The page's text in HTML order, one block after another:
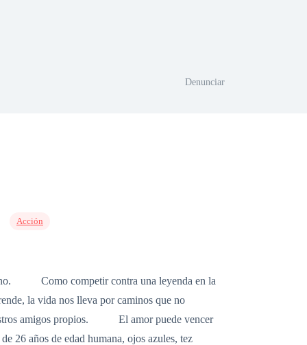
Denunciar
Acción
Como competir contra una leyenda en la
la vida nos lleva por caminos que no
amigos propios. El amor puede vencer
años de edad humana, ojos azules, tez